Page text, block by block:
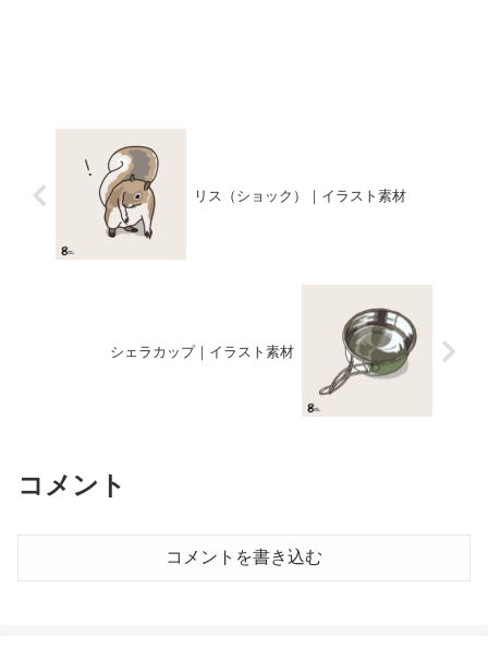
リス（ショック）｜イラスト素材
シェラカップ｜イラスト素材
コメント
コメントを書き込む